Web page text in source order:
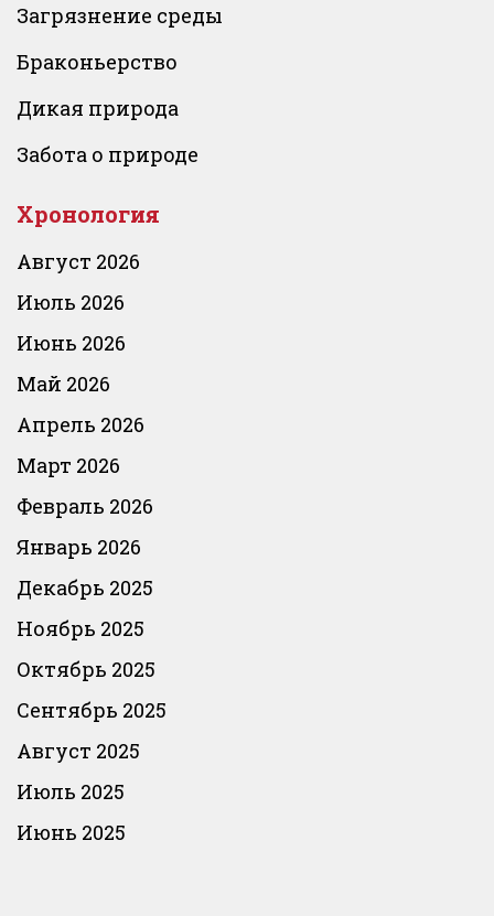
Загрязнение среды
Браконьерство
Дикая природа
Забота о природе
Хронология
Август 2026
Июль 2026
Июнь 2026
Май 2026
Апрель 2026
Март 2026
Февраль 2026
Январь 2026
Декабрь 2025
Ноябрь 2025
Октябрь 2025
Сентябрь 2025
Август 2025
Июль 2025
Июнь 2025